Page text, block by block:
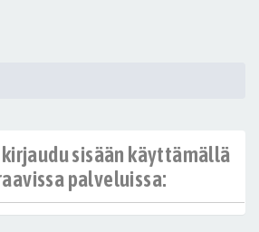
sisään käyttämällä
palveluissa: